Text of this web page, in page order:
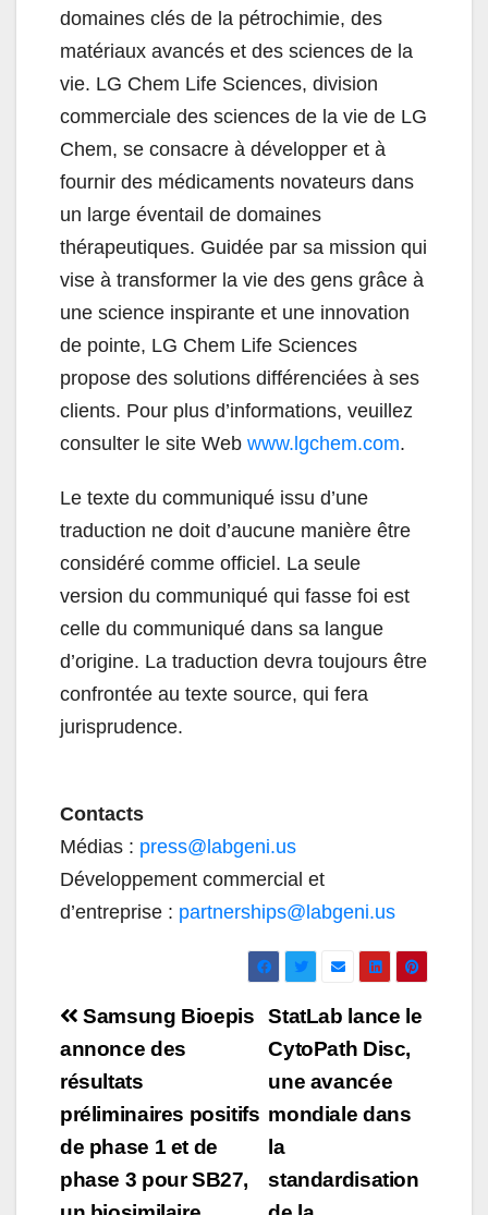
domaines clés de la pétrochimie, des
matériaux avancés et des sciences de la
vie. LG Chem Life Sciences, division
commerciale des sciences de la vie de LG
Chem, se consacre à développer et à
fournir des médicaments novateurs dans
un large éventail de domaines
thérapeutiques. Guidée par sa mission qui
vise à transformer la vie des gens grâce à
une science inspirante et une innovation
de pointe, LG Chem Life Sciences
propose des solutions différenciées à ses
clients. Pour plus d’informations, veuillez
consulter le site Web www.lgchem.com.
Le texte du communiqué issu d’une
traduction ne doit d’aucune manière être
considéré comme officiel. La seule
version du communiqué qui fasse foi est
celle du communiqué dans sa langue
d’origine. La traduction devra toujours être
confrontée au texte source, qui fera
jurisprudence.
Contacts
Médias : press@labgeni.us
Développement commercial et
d’entreprise : partnerships@labgeni.us
Navigation
de
l’article
StatLab lance le
CytoPath Disc,
une avancée
mondiale dans
la
standardisation
Samsung Bioepis
annonce des
résultats
préliminaires positifs
de phase 1 et de
phase 3 pour SB27,